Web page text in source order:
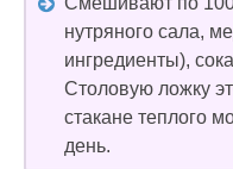
нутряного сала,
ингредиенты),
Столовую ложку
стакане теплого
день.